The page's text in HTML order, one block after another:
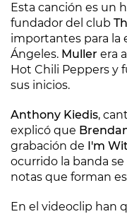
Esta canción es un
fundador del club
importantes para la
Ángeles. Muller era
Hot Chili Peppers y
sus inicios.
Anthony Kiedis,
explicó que
grabación de I'm
ocurrido la banda
notas que forman
En el videoclip han